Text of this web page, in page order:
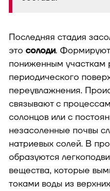
Последняя стадия
это солоди.
пониженным участкам
периодического
переувлажнения.
связывают с
солонцов или с
незасоленные почвы
натриевых солей. В
образуются
вещества, которые
токами воды из